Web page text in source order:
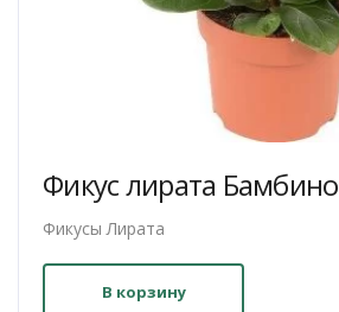
Фикус лирата Бамбино
Фикусы Лирата
В корзину